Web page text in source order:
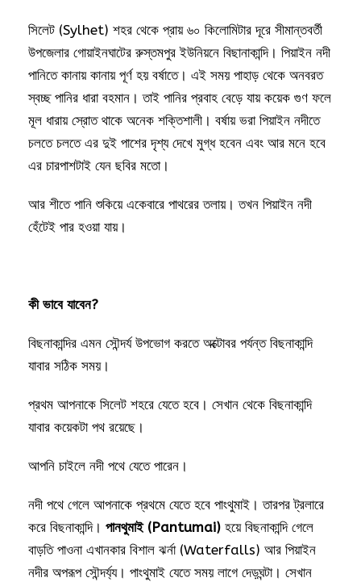
সিলেট (Sylhet) শহর থেকে প্রায় ৬০ কিলোমিটার দূরে সীমান্তবর্তী
উপজেলার গোয়াইনঘাটের রুস্তমপুর ইউনিয়নে বিছানাকান্দি। পিয়াইন নদী
পানিতে কানায় কানায় পূর্ণ হয় বর্ষাতে। এই সময় পাহাড় থেকে অনবরত
স্বচ্ছ পানির ধারা বহমান। তাই পানির প্রবাহ বেড়ে যায় কয়েক গুণ ফলে
মূল ধারায় স্রোত থাকে অনেক শক্তিশালী। বর্ষায় ভরা পিয়াইন নদীতে
চলতে চলতে এর দুই পাশের দৃশ্য দেখে মুগ্ধ হবেন এবং আর মনে হবে
এর চারপাশটাই যেন ছবির মতো।
আর শীতে পানি শুকিয়ে একেবারে পাথরের তলায়। তখন পিয়াইন নদী
হেঁটেই পার হওয়া যায়।
কী ভাবে যাবেন?
বিছনাকান্দির এমন সৌন্দর্য উপভোগ করতে অক্টোবর পর্যন্ত বিছনাকান্দি
যাবার সঠিক সময়।
প্রথম আপনাকে সিলেট শহরে যেতে হবে। সেখান থেকে বিছনাকান্দি
যাবার কয়েকটা পথ রয়েছে।
আপনি চাইলে নদী পথে যেতে পারেন।
নদী পথে গেলে আপনাকে প্রথমে যেতে হবে পাংথুমাই। তারপর ট্রলারে
করে বিছনাকান্দি। পানথুমাই (Pantumai) হয়ে বিছনাকান্দি গেলে
বাড়তি পাওনা এখানকার বিশাল ঝর্না (Waterfalls) আর পিয়াইন
নদীর অপরূপ সৌন্দর্য্য। পাংথুমাই যেতে সময় লাগে দেড়ঘন্টা। সেখান